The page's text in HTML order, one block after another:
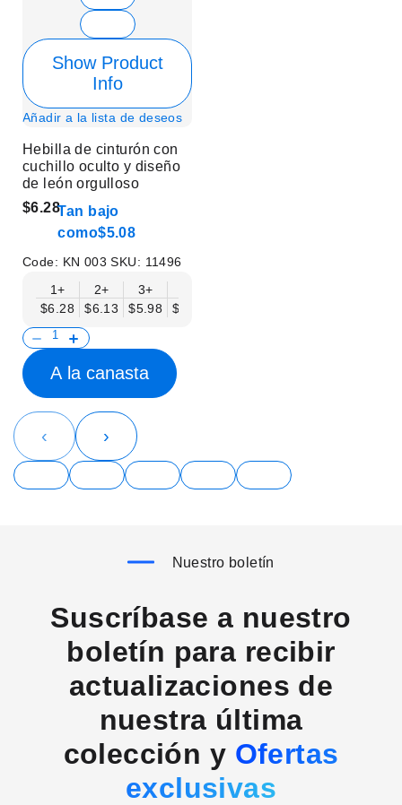
Show Product
Info
Añadir a la lista de deseos
Hebilla de cinturón con
cuchillo oculto y diseño
de león orgulloso
$6.28Tan bajo
como$5.08
Code: KN 003SKU: 11496
1+
$6.28
2+
$6.13
3+
$5.98
$5.83
A la canasta
‹ ›
Nuestro boletín
Suscríbase a nuestro
boletín para recibir
actualizaciones de
nuestra última
colección y Ofertas
exclusivas